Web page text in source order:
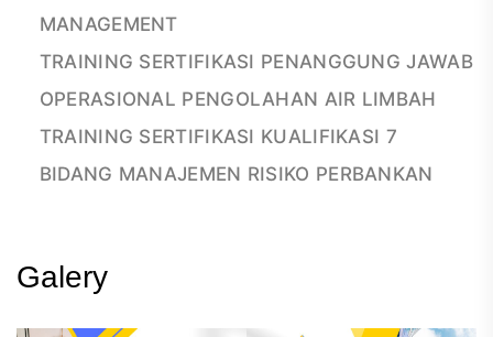
MANAGEMENT
TRAINING SERTIFIKASI PENANGGUNG JAWAB
OPERASIONAL PENGOLAHAN AIR LIMBAH
TRAINING SERTIFIKASI KUALIFIKASI 7
BIDANG MANAJEMEN RISIKO PERBANKAN
Galery